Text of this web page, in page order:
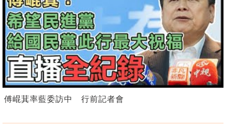
傅崐萁率藍委訪中 行前記者會